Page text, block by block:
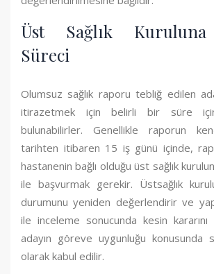
Üst Sağlık Kuruluna
Süreci
Olumsuz sağlık raporu tebliğ edilen
itirazetmek için belirli bir süre
bulunabilirler. Genellikle raporun
tarihten itibaren 15 iş günü içinde,
hastanenin bağlı olduğu üst sağlık
ile başvurmak gerekir. Üstsağlık
durumunu yeniden değerlendirir ve
ile inceleme sonucunda kesin
adayın göreve uygunluğu konusunda
olarak kabul edilir.